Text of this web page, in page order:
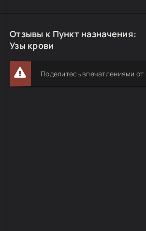
Отзывы к Пункт назначения:
Узы крови
Поделитесь впечатлениями